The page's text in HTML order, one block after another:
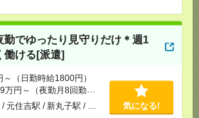
勤でゆったり見守りだけ＊週1
働ける[派遣]
～（日勤時給1800円）
万円～（夜勤月8回勤務
元住吉駅 / 新丸子駅 / … 気になる!
ったり見守りだけ＊週1日～無理
勤務の場合）
ガソリン代も全額支給
もご相談ください
気になる！